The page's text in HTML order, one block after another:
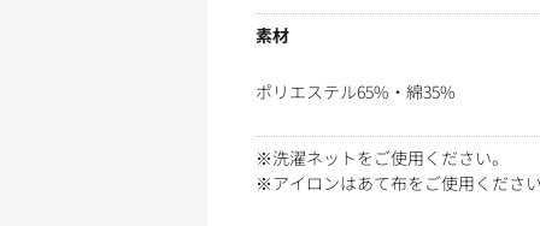
素材
ポリエステル65%・綿35%
※洗濯ネットをご使用ください。
※アイロンはあて布をご使用くださ